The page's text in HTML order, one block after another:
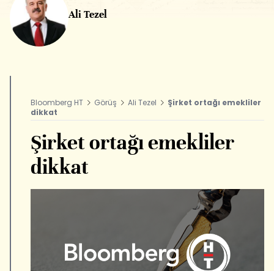
Ali Tezel
Bloomberg HT Görüş Ali Tezel
Şirket ortağı emekliler
dikkat
Şirket ortağı emekliler
dikkat